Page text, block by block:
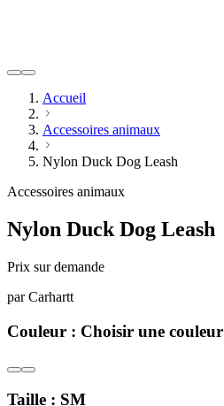
Accueil
Accessoires animaux
Nylon Duck Dog Leash
Accessoires animaux
Nylon Duck Dog Leash
Prix sur demande
par Carhartt
Couleur : Choisir une couleur
Taille : SM